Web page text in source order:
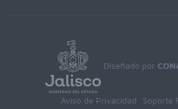
Diseñado por
Aviso de Privacidad Soporte